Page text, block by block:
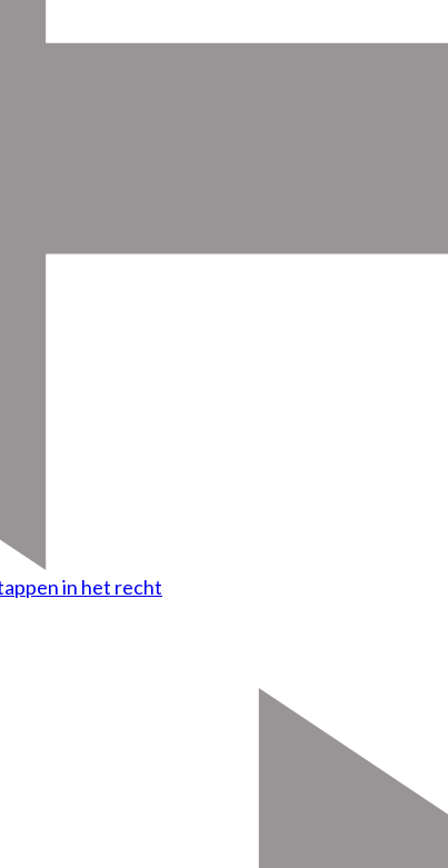
in het recht